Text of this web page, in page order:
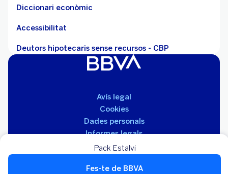
Pack Estalvi
Fes-te de BBVA
Diccionari econòmic
Accessibilitat
Deutors hipotecaris sense recursos - CBP
Avís legal
Cookies
Dades personals
Informes legals
Serveis de pagament
Tauler d'anuncis